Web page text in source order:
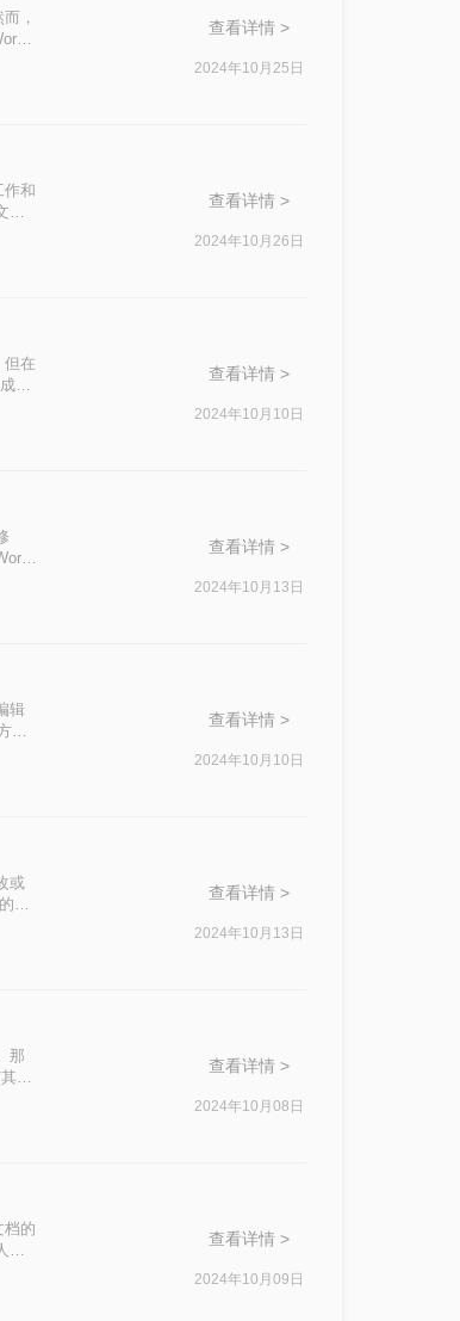
，
查看详情 >
2024年10月25日
作和
档
查看详情 >
2024年10月26日
但在
查看详情 >
2024年10月10日
查看详情 >
2024年10月13日
辑
查看详情 >
2024年10月10日
或
高
查看详情 >
2024年10月13日
那
特
查看详情 >
2024年10月08日
档的
的
查看详情 >
2024年10月09日